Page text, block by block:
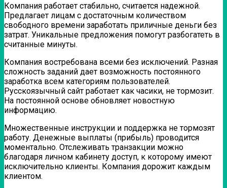
Компания работает стабильно, считается надежной.
Предлагает лицам с достаточным количеством
свободного времени заработать приличные деньги без
затрат. Уникальные предложения помогут разбогатеть в
считанные минуты.
Компания востребована всеми без исключений. Разная
сложность заданий дает возможность постоянного
заработка всем категориям пользователей.
Русскоязычный сайт работает как часики, не тормозит.
На постоянной основе обновляет новостную
информацию.
Множественные инструкции и поддержка не тормозят
работу. Денежные выплаты (прибыль) проводится
моментально. Отслеживать транзакции можно
благодаря личном кабинету доступ, к которому имеют
исключительно клиенты. Компания дорожит каждым
клиентом.